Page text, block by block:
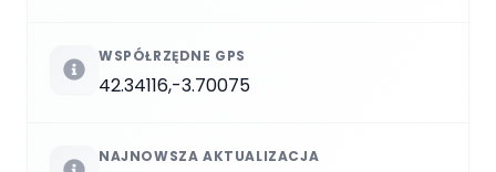
WSPÓŁRZĘDNE GPS
42.34116,-3.70075
NAJNOWSZA AKTUALIZACJA